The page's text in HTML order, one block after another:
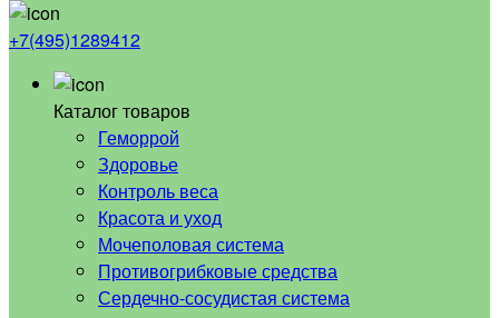
+7(495)1289412
Каталог товаров
Геморрой
Здоровье
Контроль веса
Красота и уход
Мочеполовая система
Противогрибковые средства
Сердечно-сосудистая система